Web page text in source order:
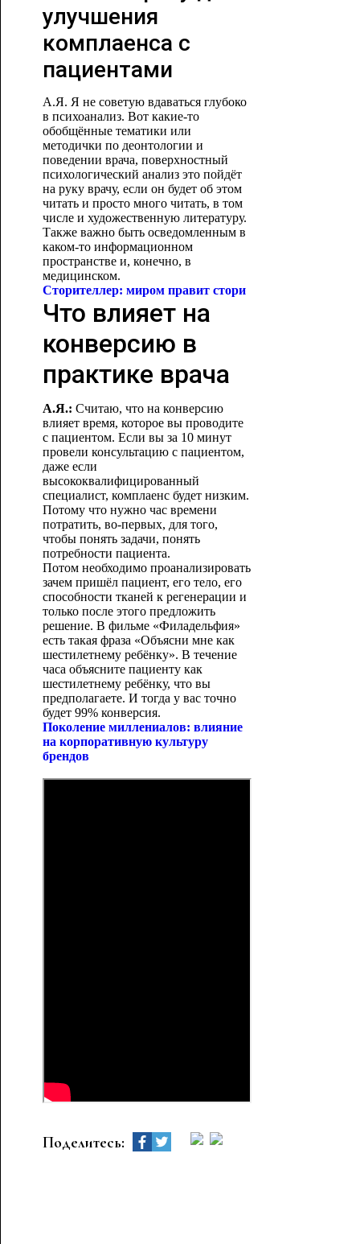
улучшения
комплаенса с
пациентами
А.Я. Я не советую вдаваться глубоко
в психоанализ. Вот какие-то
обобщённые тематики или
методички по деонтологии и
поведении врача, поверхностный
психологический анализ это пойдёт
на руку врачу, если он будет об этом
читать и просто много читать, в том
числе и художественную литературу.
Также важно быть осведомленным в
каком-то информационном
пространстве и, конечно, в
медицинском.
Сторителлер: миром правит стори
Что влияет на
конверсию в
практике врача
А.Я.: Считаю, что на конверсию
влияет время, которое вы проводите
с пациентом. Если вы за 10 минут
провели консультацию с пациентом,
даже если
высококвалифицированный
специалист, комплаенс будет низким.
Потому что нужно час времени
потратить, во-первых, для того,
чтобы понять задачи, понять
потребности пациента.
Потом необходимо проанализировать
зачем пришёл пациент, его тело, его
способности тканей к регенерации и
только после этого предложить
решение. В фильме «Филадельфия»
есть такая фраза «Объясни мне как
шестилетнему ребёнку». В течение
часа объясните пациенту как
шестилетнему ребёнку, что вы
предполагаете. И тогда у вас точно
будет 99% конверсия.
Поколение миллениалов: влияние
на корпоративную культуру
брендов
Поделитесь: